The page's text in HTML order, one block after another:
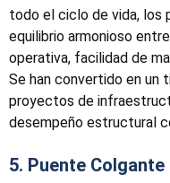
todo el ciclo de vida, los
equilibrio armonioso
operativa, facilidad de
Se han convertido en un
proyectos de
desempeño estructural
5. Puente